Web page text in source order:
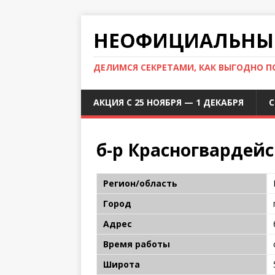
ДЕЛИМСЯ СЕКРЕТАМИ, КАК ВЫГОДНО
АКЦИЯ С 25 НОЯБРЯ — 1 ДЕКАБРЯ
б-р
Регион/область
Город
Адрес
Время работы
Широта